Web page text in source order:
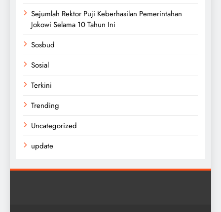
Sejumlah Rektor Puji Keberhasilan Pemerintahan
Jokowi Selama 10 Tahun Ini
Sosbud
Sosial
Terkini
Trending
Uncategorized
update